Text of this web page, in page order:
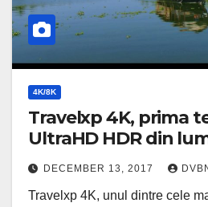
4K/8K
Travelxp 4K, prima
UltraHD HDR din
DECEMBER 13, 2017
Travelxp 4K, unul dintre cele